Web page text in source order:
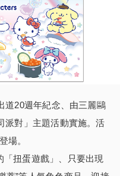
道20週年紀念、由三麗鷗
派對」主題活動實施。活
場。
扭蛋遊戲」、只要出現